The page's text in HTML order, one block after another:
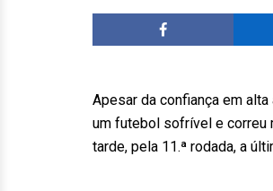
Apesar da confiança em
um futebol sofrível e correu
tarde, pela 11.ª rodada, a